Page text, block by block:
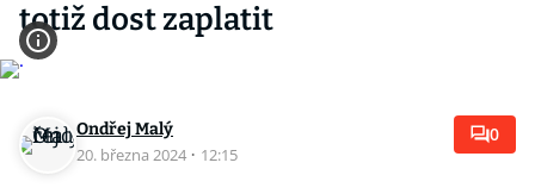
totiž dost zaplatit
Ondřej Malý
20. března 2024 · 12:15
0